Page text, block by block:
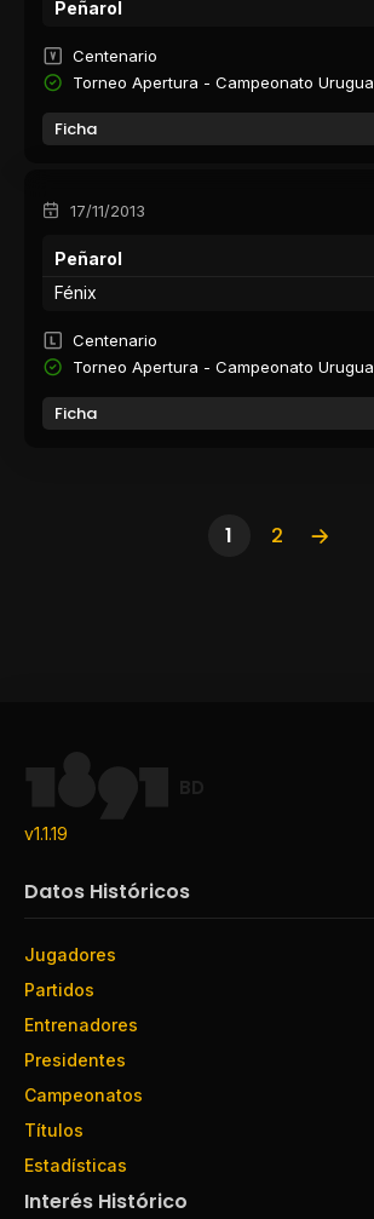
Peñarol
Centenario
Torneo Apertura - Campeonato
Ficha
17/11/2013
Peñarol
Fénix
Centenario
Torneo Apertura - Campeonato
Ficha
1 2
BD
v1.1.19
Datos Históricos
Jugadores
Partidos
Entrenadores
Presidentes
Campeonatos
Títulos
Estadísticas
Interés Histórico